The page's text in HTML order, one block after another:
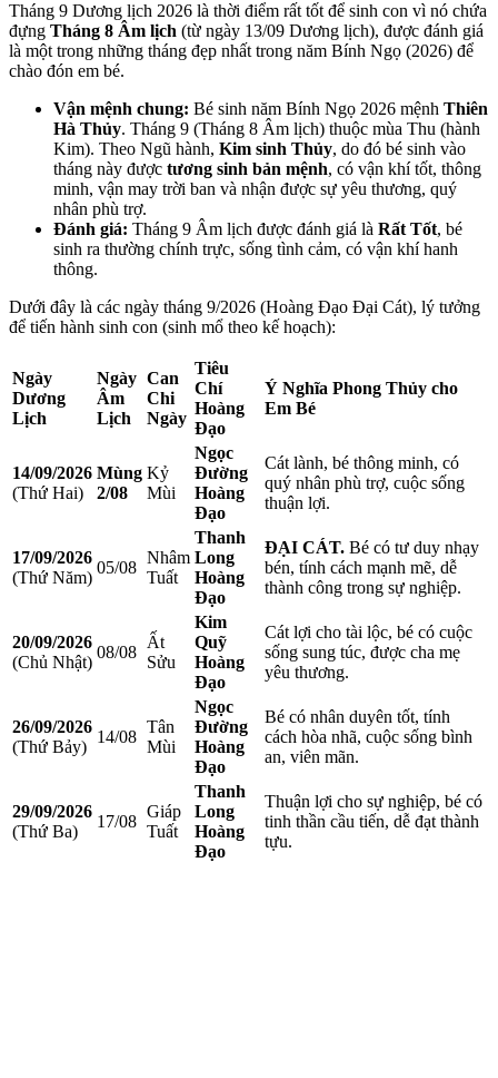
Tháng 9 Dương lịch 2026 là thời điểm rất tốt để sinh con vì nó chứa
đựng Tháng 8 Âm lịch (từ ngày 13/09 Dương lịch), được đánh giá
là một trong những tháng đẹp nhất trong năm Bính Ngọ (2026) để
chào đón em bé.
Vận mệnh chung: Bé sinh năm Bính Ngọ 2026 mệnh Thiên
Hà Thủy. Tháng 9 (Tháng 8 Âm lịch) thuộc mùa Thu (hành
Kim). Theo Ngũ hành, Kim sinh Thủy, do đó bé sinh vào
tháng này được tương sinh bản mệnh, có vận khí tốt, thông
minh, vận may trời ban và nhận được sự yêu thương, quý
nhân phù trợ.
Đánh giá: Tháng 9 Âm lịch được đánh giá là Rất Tốt, bé
sinh ra thường chính trực, sống tình cảm, có vận khí hanh
thông.
Dưới đây là các ngày tháng 9/2026 (Hoàng Đạo Đại Cát), lý tưởng
để tiến hành sinh con (sinh mổ theo kế hoạch):
Ngày
Dương
Lịch
Ngày
Âm
Lịch
Can
Chi
Ngày
Tiêu
Chí
Hoàng
Đạo
Ý Nghĩa Phong Thủy cho
Em Bé
14/09/2026
(Thứ Hai)
Mùng
2/08
Kỷ
Mùi
Ngọc
Đường
Hoàng
Đạo
Cát lành, bé thông minh, có
quý nhân phù trợ, cuộc sống
thuận lợi.
17/09/2026
(Thứ Năm)
05/08
Nhâm
Tuất
Thanh
Long
Hoàng
Đạo
ĐẠI CÁT. Bé có tư duy nhạy
bén, tính cách mạnh mẽ, dễ
thành công trong sự nghiệp.
20/09/2026
(Chủ Nhật)
08/08
Ất
Sửu
Kim
Quỹ
Hoàng
Đạo
Cát lợi cho tài lộc, bé có cuộc
sống sung túc, được cha mẹ
yêu thương.
26/09/2026
(Thứ Bảy)
14/08
Tân
Mùi
Ngọc
Đường
Hoàng
Đạo
Bé có nhân duyên tốt, tính
cách hòa nhã, cuộc sống bình
an, viên mãn.
29/09/2026
(Thứ Ba)
17/08
Giáp
Tuất
Thanh
Long
Hoàng
Đạo
Thuận lợi cho sự nghiệp, bé có
tinh thần cầu tiến, dễ đạt thành
tựu.